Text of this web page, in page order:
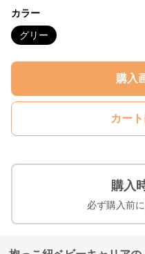
カラー
グリー
購入
カー
購入
必ず購入前